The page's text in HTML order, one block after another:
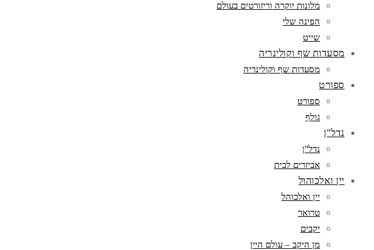
מלונות יוקרה וריזורטים בעולם
הפינה שלי
שייט
מסעדות שף וקולינריה
מסעדות שף וקולינריה
ספורט
ספורט
גולף
נדל"ן
נדל"ן
אביזרים לבית
יין ואלכוהול
יין ואלכוהל
טרואר
יקבים
מן היקב – עולם היין